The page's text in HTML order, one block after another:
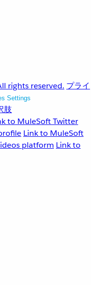
rights reserved. プライ
Settings
肢
to MuleSoft Twitter
Link to MuleSoft
platform Link to